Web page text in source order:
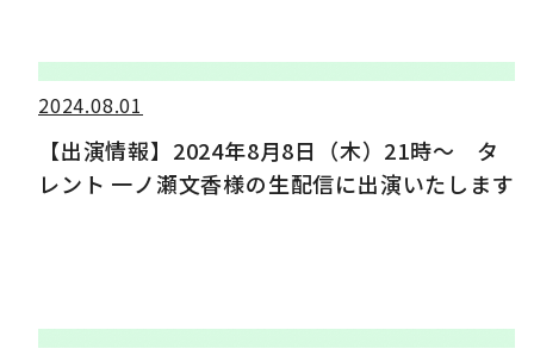
2024.08.01
【出演情報】2024年8月8日（木）21時〜 タ
レント 一ノ瀬文香様の生配信に出演いたします